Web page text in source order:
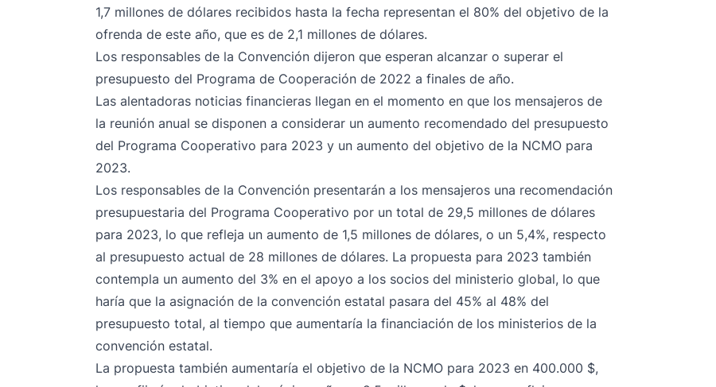
1,7 millones de dólares recibidos hasta la fecha representan el 80% del objetivo de la
ofrenda de este año, que es de 2,1 millones de dólares.
Los responsables de la Convención dijeron que esperan alcanzar o superar el
presupuesto del Programa de Cooperación de 2022 a finales de año.
Las alentadoras noticias financieras llegan en el momento en que los mensajeros de
la reunión anual se disponen a considerar un aumento recomendado del presupuesto
del Programa Cooperativo para 2023 y un aumento del objetivo de la NCMO para
2023.
Los responsables de la Convención presentarán a los mensajeros una recomendación
presupuestaria del Programa Cooperativo por un total de 29,5 millones de dólares
para 2023, lo que refleja un aumento de 1,5 millones de dólares, o un 5,4%, respecto
al presupuesto actual de 28 millones de dólares. La propuesta para 2023 también
contempla un aumento del 3% en el apoyo a los socios del ministerio global, lo que
haría que la asignación de la convención estatal pasara del 45% al 48% del
presupuesto total, al tiempo que aumentaría la financiación de los ministerios de la
convención estatal.
La propuesta también aumentaría el objetivo de la NCMO para 2023 en 400.000 $,